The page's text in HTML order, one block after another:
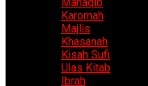
Karomah
Majlis
Khasanah
Kisah Sufi
Ulas Kitab
Ibrah